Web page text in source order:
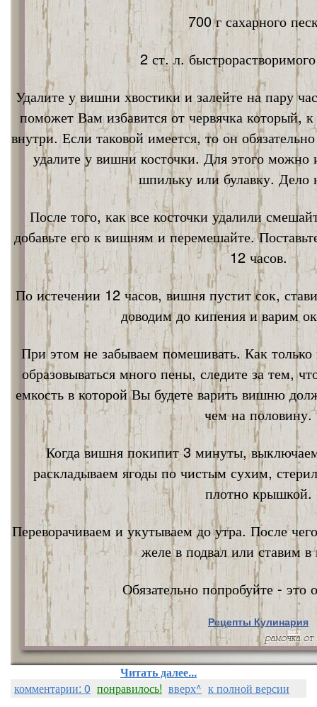
700 г сахарного
2 ст. л.
Удалите у вишни хвостики и залейте на пару
поможет Вам избавится от червячка который,
внутри. Если таковой имеется, то он
удалите у вишни косточки. Для этого можно
шпильку или булавку. Дело
После того, как все косточки удалили
добавьте его к вишням и перемешайте.
12 часов.
По истечении 12 часов, вишня пустит сок,
доводим до кипения и варим
При этом не забываем помешивать. Как
образовываться много пены, следите за тем,
емкость в которой Вы будете варить вишню
чем на половину.
Когда вишня покипит 3 минуты,
раскладываем ягоды по чистым сухим,
плотно крышкой.
Переворачиваем и укутываем до утра. После
желе в подвал или ставим в
Обязательно попробуйте - это
Рецепты Кулинария
Nata Vi
Читать далее...
комментарии: 0 понравилось! вверх^ к полной версии